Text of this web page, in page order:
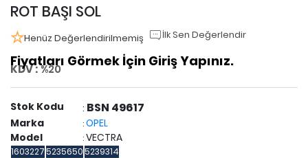
ROT BAŞI SOL
Henüz Değerlendirilmemiş İlk Sen Değerlendir
Fiyatları Görmek İçin Giriş Yapınız.
KDV :%20
Stok Kodu : BSN 49617
Marka : OPEL
Model
: VECTRA
160322752356505239314